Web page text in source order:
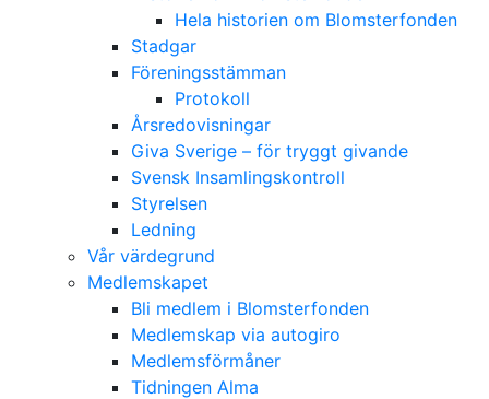
Hela historien om Blomsterfonden
Stadgar
Föreningsstämman
Protokoll
Årsredovisningar
Giva Sverige – för tryggt givande
Svensk Insamlingskontroll
Styrelsen
Ledning
Vår värdegrund
Medlemskapet
Bli medlem i Blomsterfonden
Medlemskap via autogiro
Medlemsförmåner
Tidningen Alma